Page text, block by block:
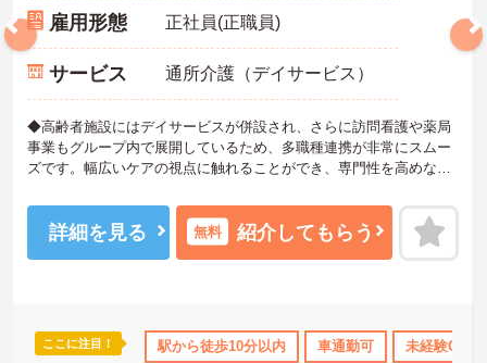
寮・借り上げ 託児所・育児補助 無資格OK 年間休日
雇用形態 正社員(正職員)
サービス 通所介護（デイサービス）
◆高齢者施設にはデイサービスが併設され、さらに訪問看護や薬局
事業もグループ内で展開しているため、多職種連携が非常にスムー
ズです。幅広いケアの視点に触れることができ、専門性を高めなが
◆「学びたい」という意欲を全力で応援する職場です。資格取得支
援制度を利用すれば、介護職員初任者研修や実務者研修などの費用
を会社負担で取得可能です。資格を取得するごとにしっかりと給与
新人・ベテランに関係なく意見交換を行い、みんなで解決策を考え
るフラットな関係性です。また、虐待防止研修などを通じて「良い
詳細を見る 無料 紹介してもらう
ここに注目！ 駅から徒歩10分以内 車通勤可 未経験OK